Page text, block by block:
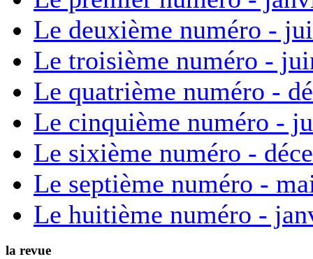
Le deuxième numéro -
Le troisième numéro -
Le quatrième numéro -
Le cinquième numéro -
Le sixième numéro -
Le septième numéro -
Le huitième numéro -
la revue